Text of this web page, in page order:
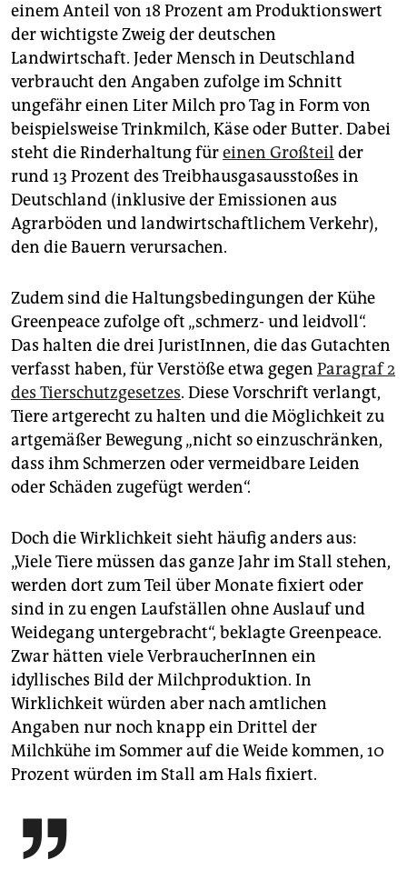
einem Anteil von 18 Prozent am Produktionswert
der wichtigste Zweig der deutschen
Landwirtschaft. Jeder Mensch in Deutschland
verbraucht den Angaben zufolge im Schnitt
ungefähr einen Liter Milch pro Tag in Form von
beispielsweise Trinkmilch, Käse oder Butter. Dabei
steht die Rinderhaltung füreinen Großteil der
rund 13 Prozent des Treibhausgasausstoßes in
Deutschland (inklusive der Emissionen aus
Agrarböden und landwirtschaftlichem Verkehr),
den die Bauern verursachen.
Zudem sind die Haltungsbedingungen der Kühe
Greenpeace zufolge oft „schmerz- und leidvoll“.
Das halten die drei JuristInnen, die das Gutachten
verfasst haben, für Verstöße etwa gegen Paragraf 2
des Tierschutzgesetzes. Diese Vorschrift verlangt,
Tiere artgerecht zu halten und die Möglichkeit zu
artgemäßer Bewegung „nicht so einzuschränken,
dass ihm Schmerzen oder vermeidbare Leiden
oder Schäden zugefügt werden“.
Doch die Wirklichkeit sieht häufig anders aus:
„Viele Tiere müssen das ganze Jahr im Stall stehen,
werden dort zum Teil über Monate fixiert oder
sind in zu engen Laufställen ohne Auslauf und
Weidegang untergebracht“, beklagte Greenpeace.
Zwar hätten viele VerbraucherInnen ein
idyllisches Bild der Milchproduktion. In
Wirklichkeit würden aber nach amtlichen
Angaben nur noch knapp ein Drittel der
Milchkühe im Sommer auf die Weide kommen, 10
Prozent würden im Stall am Hals fixiert.
